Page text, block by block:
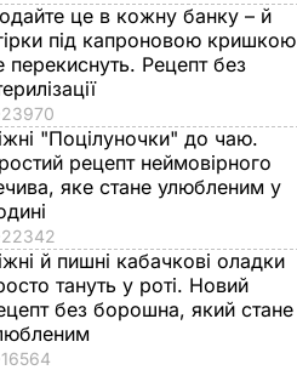
це в кожну банку – й
під капроновою кришкою
перекиснуть. Рецепт без
23970
"Поцілуночки" до чаю.
рецепт неймовірного
яке стане улюбленим у
22342
й пишні кабачкові оладки
тануть у роті. Новий
без борошна, який стане
16564